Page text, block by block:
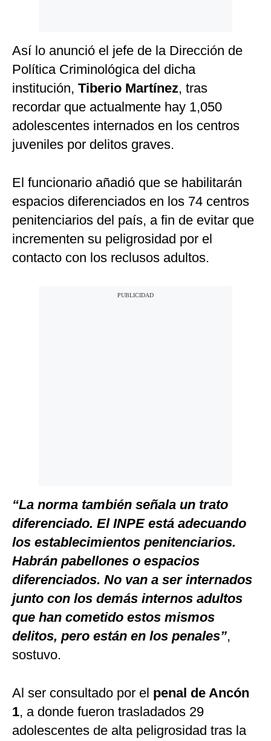
Así lo anunció el jefe de la Dirección de
Política Criminológica del dicha
institución, Tiberio Martínez, tras
recordar que actualmente hay 1,050
adolescentes internados en los centros
juveniles por delitos graves.
El funcionario añadió que se habilitarán
espacios diferenciados en los 74 centros
penitenciarios del país, a fin de evitar que
incrementen su peligrosidad por el
contacto con los reclusos adultos.
“La norma también señala un trato
diferenciado. El INPE está adecuando
los establecimientos penitenciarios.
Habrán pabellones o espacios
diferenciados. No van a ser internados
junto con los demás internos adultos
que han cometido estos mismos
delitos, pero están en los penales”,
sostuvo.
Al ser consultado por el penal de Ancón
1, a donde fueron trasladados 29
adolescentes de alta peligrosidad tras la